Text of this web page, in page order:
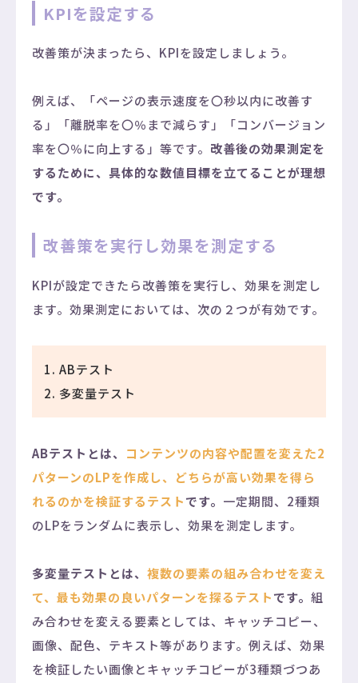
KPIを設定する
改善策が決まったら、KPIを設定しましょう。
例えば、「ページの表示速度を〇秒以内に改善す
る」「離脱率を〇％まで減らす」「コンバージョン
率を〇％に向上する」等です。 改善後の効果測定を
するために、具体的な数値目標を立てることが理想
です。
改善策を実行し効果を測定する
KPIが設定できたら改善策を実行し、効果を測定し
ます。効果測定においては、次の２つが有効です。
ABテスト
多変量テスト
ABテストとは、 コンテンツの内容や配置を変えた2
パターンのLPを作成し、どちらが高い効果を得ら
れるのかを検証するテストです。 一定期間、2種類
のLPをランダムに表示し、効果を測定します。
多変量テストとは、 複数の要素の組み合わせを変え
て、最も効果の良いパターンを探るテストです。 組
み合わせを変える要素としては、キャッチコピー、
画像、配色、テキスト等があります。例えば、効果
を検証したい画像とキャッチコピーが3種類づつあ